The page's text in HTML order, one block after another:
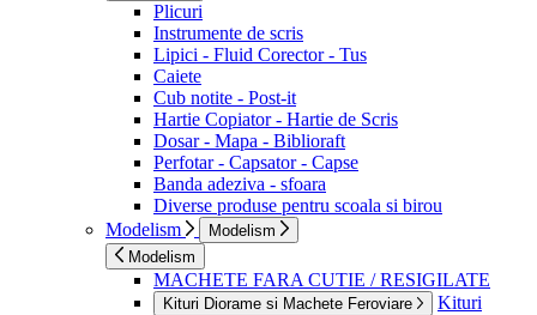
Plicuri
Instrumente de scris
Lipici - Fluid Corector - Tus
Caiete
Cub notite - Post-it
Hartie Copiator - Hartie de Scris
Dosar - Mapa - Biblioraft
Perfotar - Capsator - Capse
Banda adeziva - sfoara
Diverse produse pentru scoala si birou
Modelism
Modelism
Modelism
MACHETE FARA CUTIE / RESIGILATE
Kituri Diorame si Machete Feroviare
Kituri